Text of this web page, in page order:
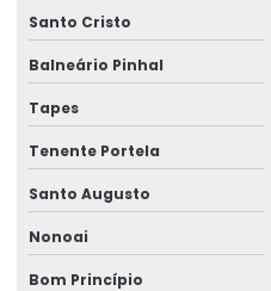
Santo Cristo
Balneário Pinhal
Tapes
Tenente Portela
Santo Augusto
Nonoai
Bom Princípio